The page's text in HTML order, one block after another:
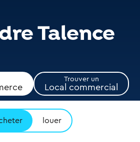
Talence
Trouver un
Local commercial
louer